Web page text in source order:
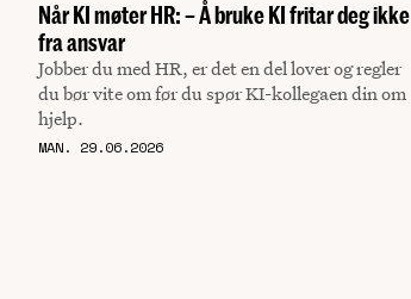
Når KI møter HR: – Å bruke KI fritar deg ikke
fra ansvar
Jobber du med HR, er det en del lover og regler
du bør vite om før du spør KI-kollegaen din om
hjelp.
MAN. 29.06.2026